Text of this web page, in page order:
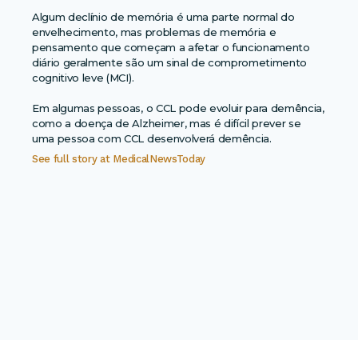
Algum declínio de memória é uma parte normal do
envelhecimento, mas problemas de memória e
pensamento que começam a afetar o funcionamento
diário geralmente são um sinal de comprometimento
cognitivo leve (MCI).
Em algumas pessoas, o CCL pode evoluir para demência,
como a doença de Alzheimer, mas é difícil prever se
uma pessoa com CCL desenvolverá demência.
See full story atMedicalNewsToday